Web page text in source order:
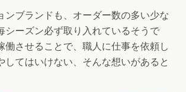
ンブランドも、オーダー数の多い少な
シーズン必ず取り入れているそうで
働させることで、職人に仕事を依頼し
してはいけない、そんな想いがあると